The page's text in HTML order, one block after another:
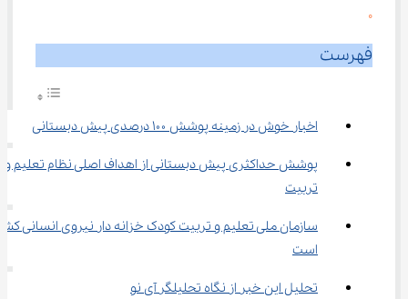
0
فهرست
اخبار خوش در زمینه پوشش ۱۰۰ درصدی پیش دبستانی
پوشش حداکثری پیش دبستانی از اهداف اصلی نظام تعلیم و
تربیت
سازمان ملی تعلیم و تربیت کودک خزانه دار نیروی انسانی
است
تحلیل این خبر از نگاه تحلیلگر آی نو